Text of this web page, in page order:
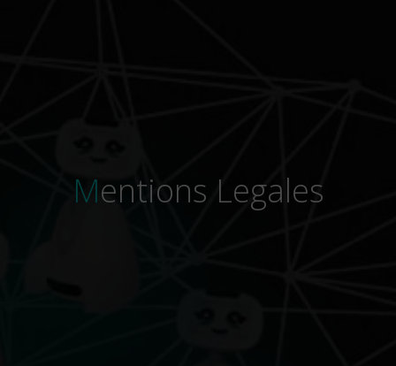
Mentions Legales